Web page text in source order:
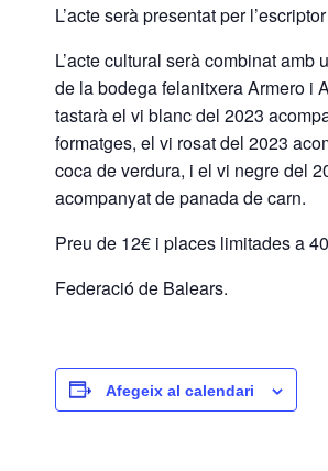
L’acte serà presentat per
L’acte cultural serà combinat amb
de la bodega felanitxera Armero i
tastarà el vi blanc del 2023
formatges, el vi rosat del 2023
coca de verdura, i el vi negre del
acompanyat de panada de carn.
Preu de 12€ i places limitades a
Federació de Balears.
Afegeix al calendari